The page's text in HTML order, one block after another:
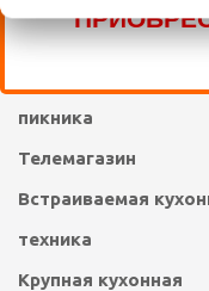
печи
самовары
техника
пикника
Телемагазин
Встраиваемая
техника
Крупная кухонная